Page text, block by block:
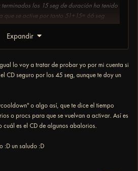
los 15 seg de duración ha tenido
que se active por tanto 51+15= 66 seg
terminados los 15 seg de duración ha tenido
que se active por tanto 34+15= 49 seg
y el polvo lunar, en la primera ocasión el
segundos antes y en la segunda ocasión
funcionar igual. Unas veces se activa
semejantes en su % de activación y en
intentos pero si quieres un video para
Expandir
lo voy a tratar de probar yo por mi cuenta si
CD seguro por los 45 seg, aunque te doy un
o algo así, que te dice el tiempo
o procs para que se vuelvan a activar. Así es
cuál es el CD de algunos abalorios.
:D un saludo :D